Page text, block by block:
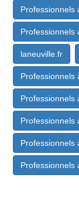
Professionnels
Professionnels
laneuville.fr
Professionnels
Professionnels
Professionnels
Professionnels
Professionnels